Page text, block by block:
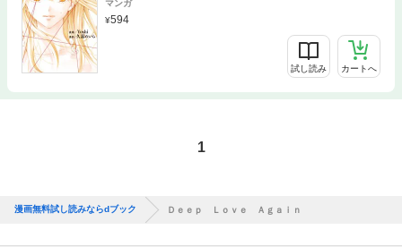
マンガ
594
試し読み カートへ
1
漫画無料試し読みならdブック Ｄｅｅｐ Ｌｏｖｅ Ａｇａｉｎ